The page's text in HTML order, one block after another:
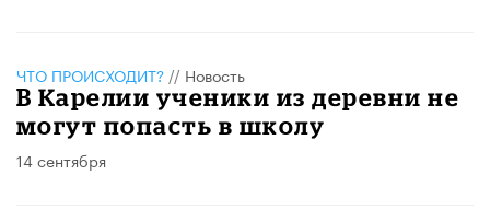
ЧТО ПРОИСХОДИТ? // Новость
В Карелии ученики из деревни не
могут попасть в школу
14 сентября